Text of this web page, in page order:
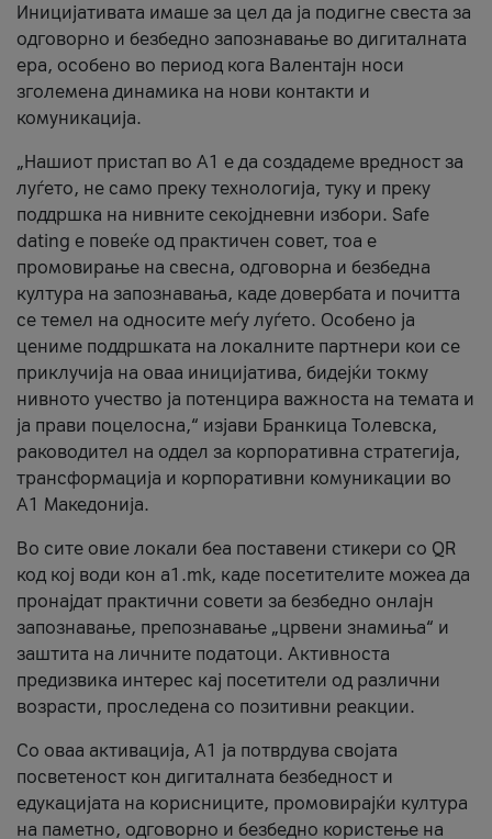
Иницијативата имаше за цел да ја подигне свеста за
одговорно и безбедно запознавање во дигиталната
ера, особено во период кога Валентајн носи
зголемена динамика на нови контакти и
комуникација.
„Нашиот пристап во А1 е да создадеме вредност за
луѓето, не само преку технологија, туку и преку
поддршка на нивните секојдневни избори. Safe
dating е повеќе од практичен совет, тоа е
промовирање на свесна, одговорна и безбедна
култура на запознавања, каде довербата и почитта
се темел на односите меѓу луѓето. Особено ја
цениме поддршката на локалните партнери кои се
приклучија на оваа иницијатива, бидејќи токму
нивното учество ја потенцира важноста на темата и
ја прави поцелосна,“ изјави Бранкица Толевска,
раководител на оддел за корпоративна стратегија,
трансформација и корпоративни комуникации во
А1 Македонија.
Во сите овие локали беа поставени стикери со QR
код кој води кон a1.mk, каде посетителите можеа да
пронајдат практични совети за безбедно онлајн
запознавање, препознавање „црвени знамиња“ и
заштита на личните податоци. Активноста
предизвика интерес кај посетители од различни
возрасти, проследена со позитивни реакции.
Со оваа активација, А1 ја потврдува својата
посветеност кон дигиталната безбедност и
едукацијата на корисниците, промовирајќи култура
на паметно, одговорно и безбедно користење на